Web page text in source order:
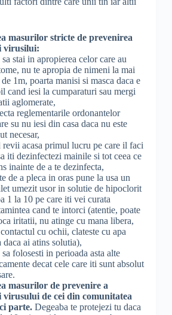
masurilor stricte de prevenirea
virusilui:
stai in apropierea celor care au
nu te apropia de nimeni la mai
1m, poarta manisi si masca daca e
cand iesi la cumparaturi sau mergi
aglomerate,
reglementarile ordonantelor
su nu iesi din casa daca nu este
necesar,
revii acasa primul lucru pe care il faci
iti dezinfectezi mainile si tot ceea ce
inainte de a te dezinfecta,
de a pleca in oras pune la usa un
umezit usor in solutie de hipoclorit
1 la 10 pe care iti vei curata
cand te intorci (atentie, poate
iritatii, nu atinge cu mana libera,
cu ochii, clateste cu apa
daca ai atins solutia),
folosesti in perioada asta alte
decat cele care iti sunt absolut
masurilor de prevenire a
de cei din comunitatea
parte.Degeaba te protejezi tu daca